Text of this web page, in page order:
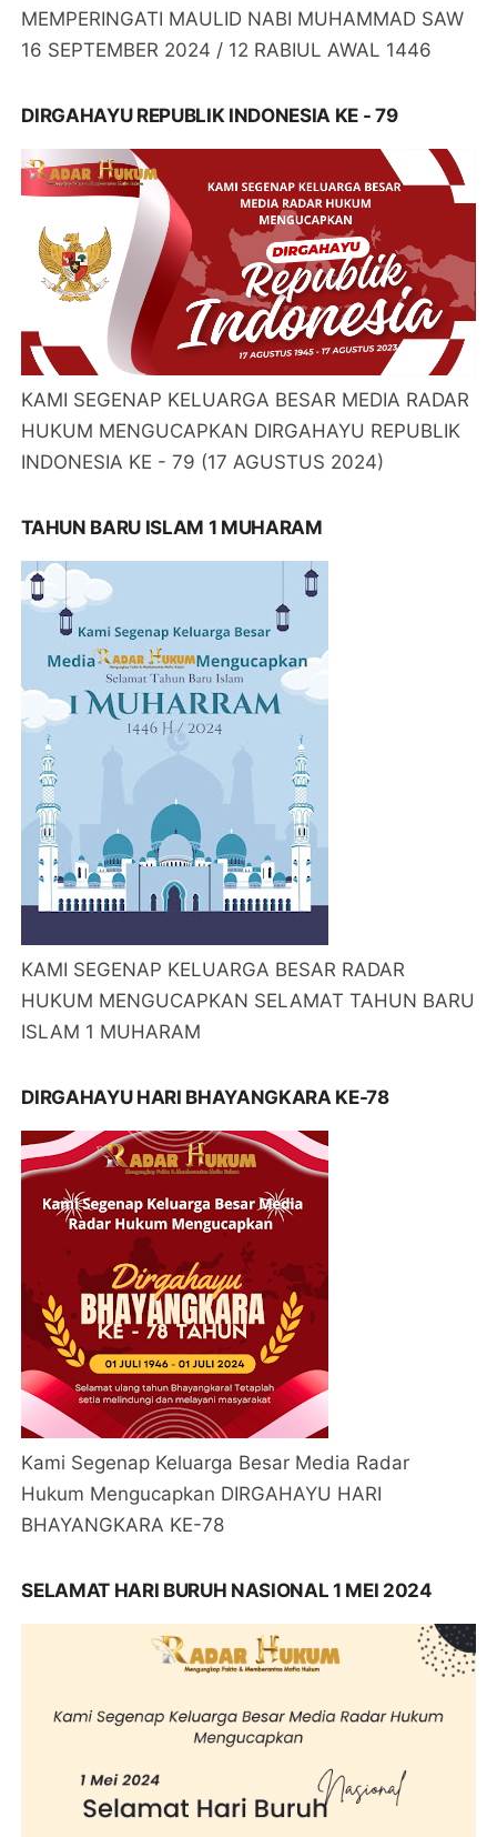
MEMPERINGATI MAULID NABI MUHAMMAD SAW
16 SEPTEMBER 2024 / 12 RABIUL AWAL 1446
DIRGAHAYU REPUBLIK INDONESIA KE - 79
KAMI SEGENAP KELUARGA BESAR MEDIA RADAR
HUKUM MENGUCAPKAN DIRGAHAYU REPUBLIK
INDONESIA KE - 79 (17 AGUSTUS 2024)
TAHUN BARU ISLAM 1 MUHARAM
KAMI SEGENAP KELUARGA BESAR RADAR
HUKUM MENGUCAPKAN SELAMAT TAHUN BARU
ISLAM 1 MUHARAM
DIRGAHAYU HARI BHAYANGKARA KE-78
Kami Segenap Keluarga Besar Media Radar
Hukum Mengucapkan DIRGAHAYU HARI
BHAYANGKARA KE-78
SELAMAT HARI BURUH NASIONAL 1 MEI 2024